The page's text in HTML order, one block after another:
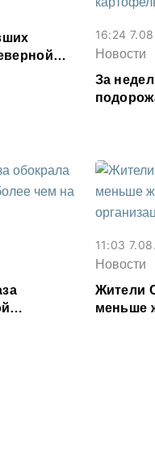
16:24
Новости
За
11:03
Новости
Жители
меньше